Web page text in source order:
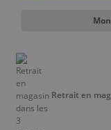
Retrait en